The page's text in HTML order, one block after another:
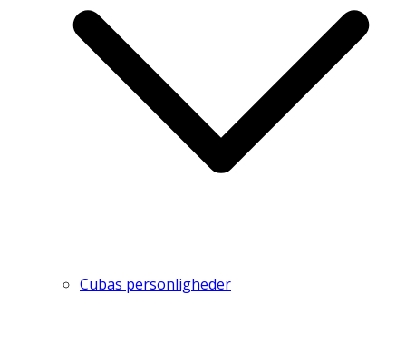
Cubas personligheder